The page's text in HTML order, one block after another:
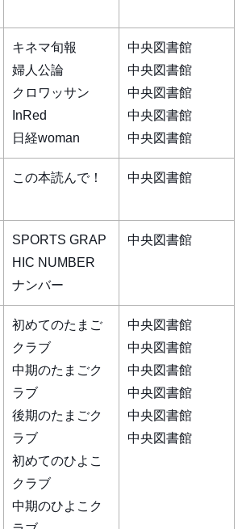
キネマ旬報
婦人公論
クロワッサン
InRed
日経woman
中央図書館
中央図書館
中央図書館
中央図書館
中央図書館
この本読んで！ 中央図書館
SPORTS GRAP
HIC NUMBER
ナンバー
中央図書館
初めてのたまご
クラブ
中期のたまごク
ラブ
後期のたまごク
ラブ
初めてのひよこ
クラブ
中期のひよこク
中央図書館
中央図書館
中央図書館
中央図書館
中央図書館
中央図書館